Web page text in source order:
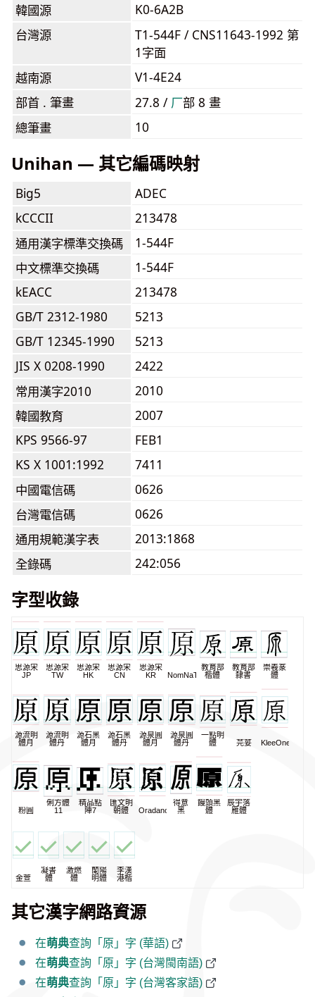
韓國源
K0-6A2B
台灣源
T1-544F / CNS11643-1992 第
1字面
越南源
V1-4E24
部首 . 筆畫
27.8 / ⼚部 8 畫
總筆畫
10
Unihan — 其它編碼映射
Big5
ADEC
kCCCII
213478
通用漢字標準交換碼
1-544F
中文標準交換碼
1-544F
kEACC
213478
GB/T 2312-1980
5213
GB/T 12345-1990
5213
JIS X 0208-1990
2422
常用漢字2010
2010
韓國教育
2007
KPS 9566-97
FEB1
KS X 1001:1992
7411
中國電信碼
0626
台灣電信碼
0626
通用規範漢字表
2013:1868
全錄碼
242:056
字型收錄
思源宋
JP
思源宋
TW
思源宋
HK
思源宋
CN
思源宋
KR
NomNaTong
教育部
楷體
教育部
隸書
崇羲篆
體
源流明
體月
源流明
體丹
源石黑
體月
源石黑
體丹
源泉圓
體月
源泉圓
體丹
一點明
體
芫荽 KleeOne
粉圓
俐方體
11
精品點
陣7
匯文明
朝體
Oradano
得意
黑
饅頭黑
體
辰宇落
雁體
金萱
凝書
體
激燃
體
蘭陽
明體
李漢
港楷
其它漢字網路資源
在萌典查詢「原」字 (華語)
在萌典查詢「原」字 (台灣閩南語)
在萌典查詢「原」字 (台灣客家語)